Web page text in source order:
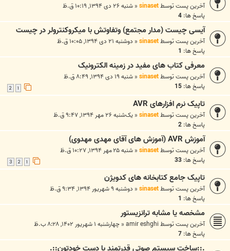
آخرین پست توسطsinaset
« شنبه ۲۶ دی ۱۳۹۴, ۱۰:۱۹ ق.ظ
پاسخ ها: 4
آیسی چیست (مدار مجتمع) وتفاوتش با میکروکنترولر در چیست
آخرین پست توسطsinaset
« دوشنبه ۲۱ دی ۱۳۹۴, ۱۰:۰۵ ق.ظ
پاسخ ها: 1
معرفی کتاب های مفید در زمینه الکترونیک
آخرین پست توسطsinaset
« شنبه ۱۹ دی ۱۳۹۴, ۸:۴۹ ق.ظ
پاسخ ها: 15
1
2
تاپیک نرم افزارهای AVR
آخرین پست توسطsinaset
« یک‌شنبه ۲۶ مهر ۱۳۹۴, ۹:۴۷ ق.ظ
پاسخ ها: 2
آموزش AVR (آموزش های آقای مهدی مهدوی)
آخرین پست توسطsinaset
« شنبه ۲۵ مهر ۱۳۹۴, ۱۰:۲۷ ق.ظ
پاسخ ها: 33
1
2
3
تاپیک جامع کتابخانه های کدویژن
آخرین پست توسطsinaset
« دوشنبه ۹ شهریور ۱۳۹۴, ۹:۳۴ ق.ظ
پاسخ ها: 1
مشخصه یا مشابه ترانزیستور
آخرین پست توسط amir eshghi
« چهارشنبه ۱ شهریور ۱۴۰۲, ۸:۲۸ ب.ظ
پاسخ ها: 7